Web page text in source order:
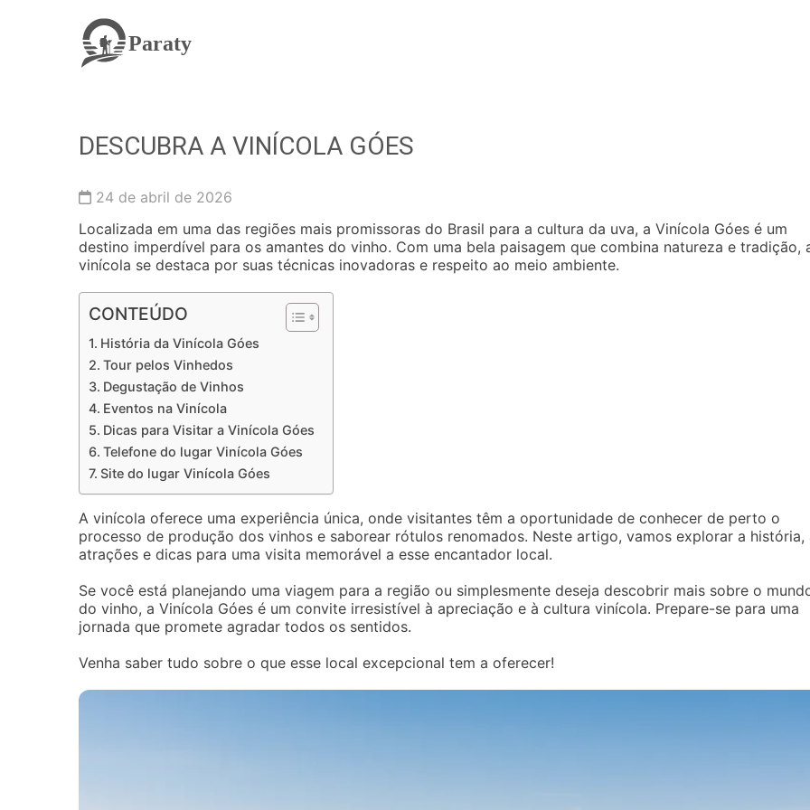
Paraty
DESCUBRA A VINÍCOLA GÓES
24 de abril de 2026
Localizada em uma das regiões mais promissoras do Brasil para a cultura da uva, a Vinícola Góes é um
destino imperdível para os amantes do vinho. Com uma bela paisagem que combina natureza e tradição,
vinícola se destaca por suas técnicas inovadoras e respeito ao meio ambiente.
CONTEÚDO
História da Vinícola Góes
Tour pelos Vinhedos
Degustação de Vinhos
Eventos na Vinícola
Dicas para Visitar a Vinícola Góes
Telefone do lugar Vinícola Góes
Site do lugar Vinícola Góes
A vinícola oferece uma experiência única, onde visitantes têm a oportunidade de conhecer de perto o
processo de produção dos vinhos e saborear rótulos renomados. Neste artigo, vamos explorar a história,
atrações e dicas para uma visita memorável a esse encantador local.
Se você está planejando uma viagem para a região ou simplesmente deseja descobrir mais sobre o
do vinho, a Vinícola Góes é um convite irresistível à apreciação e à cultura vinícola. Prepare-se para uma
jornada que promete agradar todos os sentidos.
Venha saber tudo sobre o que esse local excepcional tem a oferecer!